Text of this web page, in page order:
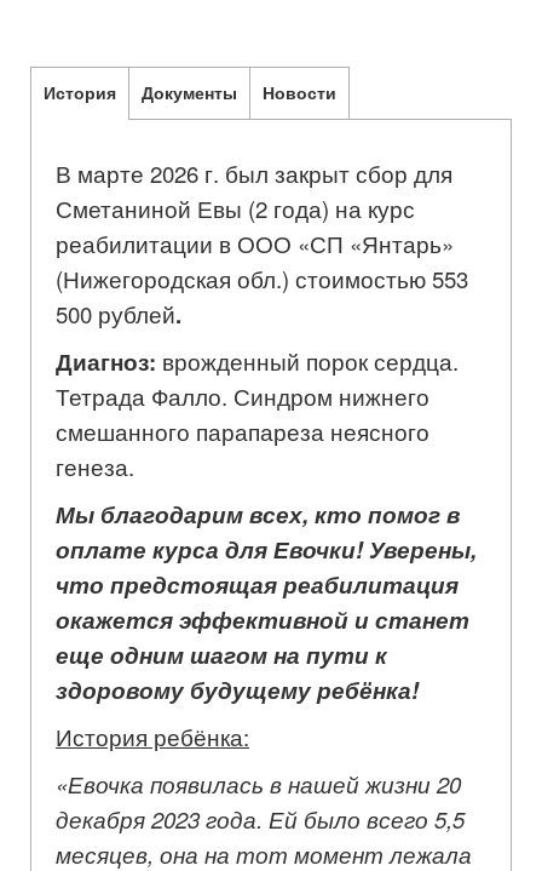
История Документы Новости
В марте 2026 г. был закрыт сбор для
Сметаниной Евы (2 года) на курс
реабилитации в ООО «СП «Янтарь»
(Нижегородская обл.) стоимостью 553
500 рублей.
Диагноз: врожденный порок сердца.
Тетрада Фалло. Синдром нижнего
смешанного парапареза неясного
генеза.
Мы благодарим всех, кто помог в
оплате курса для Евочки! Уверены,
что предстоящая реабилитация
окажется эффективной и станет
еще одним шагом на пути к
здоровому будущему ребёнка!
История ребёнка:
«Евочка появилась в нашей жизни 20
декабря 2023 года. Ей было всего 5,5
месяцев, она на тот момент лежала